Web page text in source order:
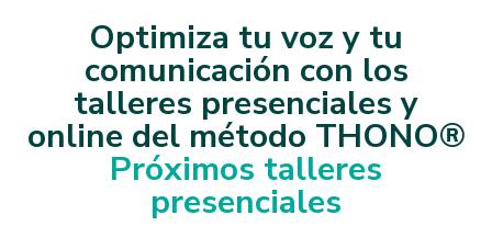
Optimiza tu voz y tu
comunicación con los
talleres presenciales y
online del método THONO®
Próximos talleres
presenciales